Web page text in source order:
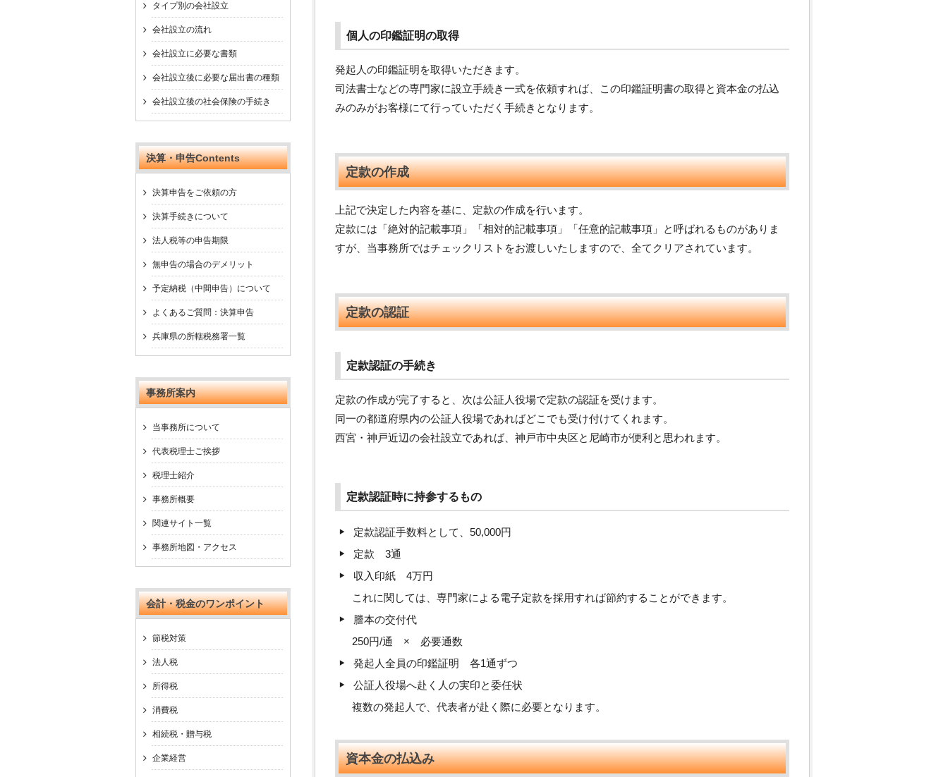
個人の印鑑証明の取得
発起人の印鑑証明を取得いただきます。
司法書士などの専門家に設立手続き一式を依頼すれば、この印鑑証明書の取得と資本金の払込
みのみがお客様にて行っていただく手続きとなります。
定款の作成
上記で決定した内容を基に、定款の作成を行います。
定款には「絶対的記載事項」「相対的記載事項」「任意的記載事項」と呼ばれるものがありま
すが、当事務所ではチェックリストをお渡しいたしますので、全てクリアされています。
定款の認証
定款認証の手続き
定款の作成が完了すると、次は公証人役場で定款の認証を受けます。
同一の都道府県内の公証人役場であればどこでも受け付けてくれます。
西宮・神戸近辺の会社設立であれば、神戸市中央区と尼崎市が便利と思われます。
定款認証時に持参するもの
定款認証手数料として、50,000円
定款 3通
収入印紙 4万円
これに関しては、専門家による電子定款を採用すれば節約することができます。
謄本の交付代
250円/通 × 必要通数
発起人全員の印鑑証明 各1通ずつ
公証人役場へ赴く人の実印と委任状
複数の発起人で、代表者が赴く際に必要となります。
資本金の払込み
タイプ別の会社設立
会社設立の流れ
会社設立に必要な書類
会社設立後に必要な届出書の種類
会社設立後の社会保険の手続き
決算・申告Contents
決算申告をご依頼の方
決算手続きについて
法人税等の申告期限
無申告の場合のデメリット
予定納税（中間申告）について
よくあるご質問：決算申告
兵庫県の所轄税務署一覧
事務所案内
当事務所について
代表税理士ご挨拶
税理士紹介
事務所概要
関連サイト一覧
事務所地図・アクセス
会計・税金のワンポイント
節税対策
法人税
所得税
消費税
相続税・贈与税
企業経営